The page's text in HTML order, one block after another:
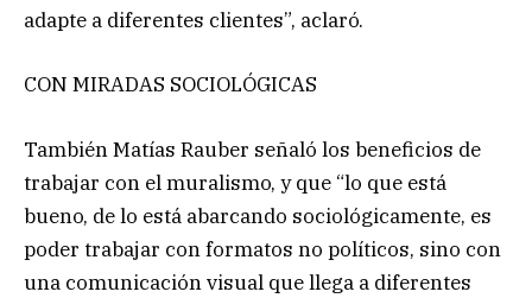
adapte a diferentes clientes”, aclaró.
CON MIRADAS SOCIOLÓGICAS
También Matías Rauber señaló los beneficios de
trabajar con el muralismo, y que “lo que está
bueno, de lo está abarcando sociológicamente, es
poder trabajar con formatos no políticos, sino con
una comunicación visual que llega a diferentes